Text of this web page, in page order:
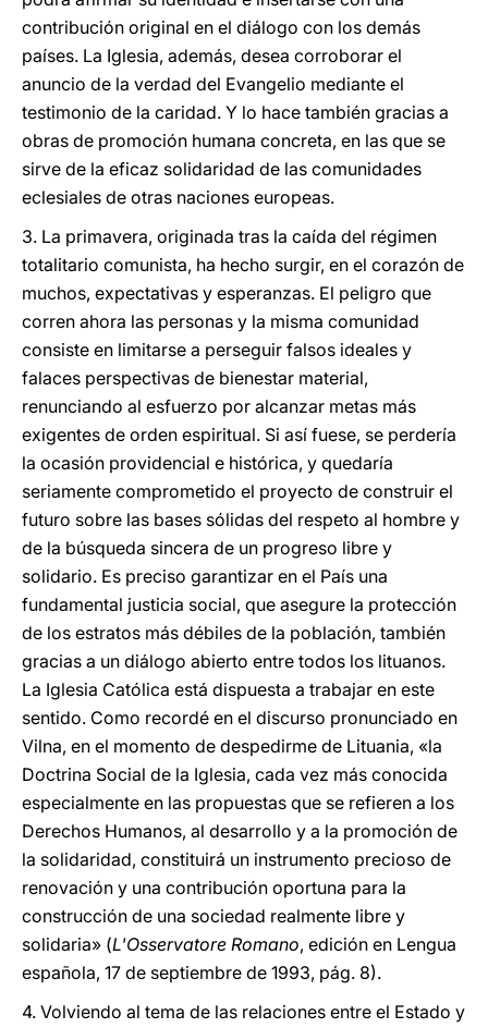
contribución original en el diálogo con los demás
países. La Iglesia, además, desea corroborar el
anuncio de la verdad del Evangelio mediante el
testimonio de la caridad. Y lo hace también gracias a
obras de promoción humana concreta, en las que se
sirve de la eficaz solidaridad de las comunidades
eclesiales de otras naciones europeas.
3. La primavera, originada tras la caída del régimen
totalitario comunista, ha hecho surgir, en el corazón de
muchos, expectativas y esperanzas. El peligro que
corren ahora las personas y la misma comunidad
consiste en limitarse a perseguir falsos ideales y
falaces perspectivas de bienestar material,
renunciando al esfuerzo por alcanzar metas más
exigentes de orden espiritual. Si así fuese, se perdería
la ocasión providencial e histórica, y quedaría
seriamente comprometido el proyecto de construir el
futuro sobre las bases sólidas del respeto al hombre y
de la búsqueda sincera de un progreso libre y
solidario. Es preciso garantizar en el País una
fundamental justicia social, que asegure la protección
de los estratos más débiles de la población, también
gracias a un diálogo abierto entre todos los lituanos.
La Iglesia Católica está dispuesta a trabajar en este
sentido. Como recordé en el discurso pronunciado en
Vilna, en el momento de despedirme de Lituania, «la
Doctrina Social de la Iglesia, cada vez más conocida
especialmente en las propuestas que se refieren a los
Derechos Humanos, al desarrollo y a la promoción de
la solidaridad, constituirá un instrumento precioso de
renovación y una contribución oportuna para la
construcción de una sociedad realmente libre y
solidaria» (L'Osservatore Romano, edición en Lengua
española, 17 de septiembre de 1993, pág. 8).
4. Volviendo al tema de las relaciones entre el Estado y